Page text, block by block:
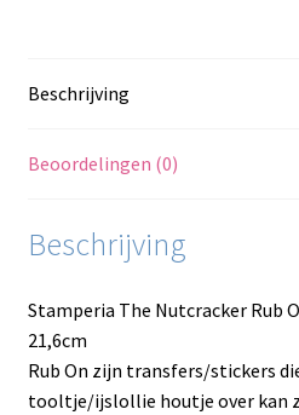
Beschrijving
Beoordelingen (0)
Beschrijving
Stamperia The Nutcracker Rub
21,6cm
Rub On zijn transfers/stickers
tooltje/ijslollie houtje over kan